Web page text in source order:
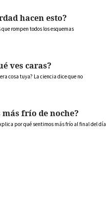
hacen esto?
rompen todos los esquemas
ves caras?
cosa tuya? La ciencia dice que no
más frío de noche?
por qué sentimos más frío al final del día